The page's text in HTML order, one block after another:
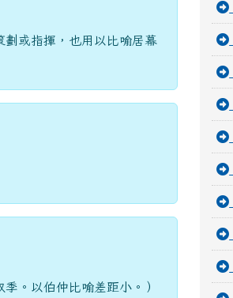
劃或指揮，也用以比喻居幕
。以伯仲比喻差距小。）